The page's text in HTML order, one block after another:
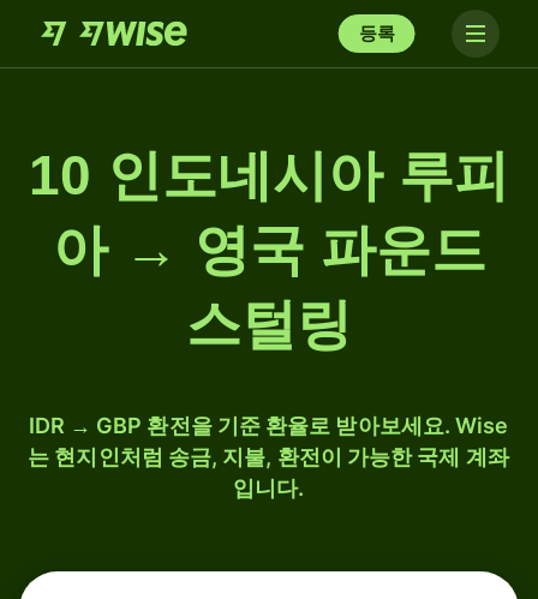
등록
10 인도네시아 루피
아 → 영국 파운드
스털링
IDR → GBP 환전을 기준 환율로 받아보세요. Wise
는 현지인처럼 송금, 지불, 환전이 가능한 국제 계좌
입니다.